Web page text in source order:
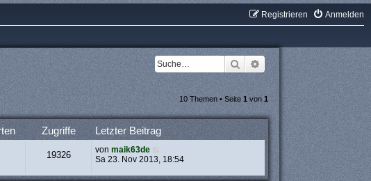
Anmelden
Registrieren
Suche
Erweiterte Suche
10 Themen • Seite1 von1
Zugriffe Letzter Beitrag
19326 vonmaik63de
Sa 23. Nov 2013, 18:54